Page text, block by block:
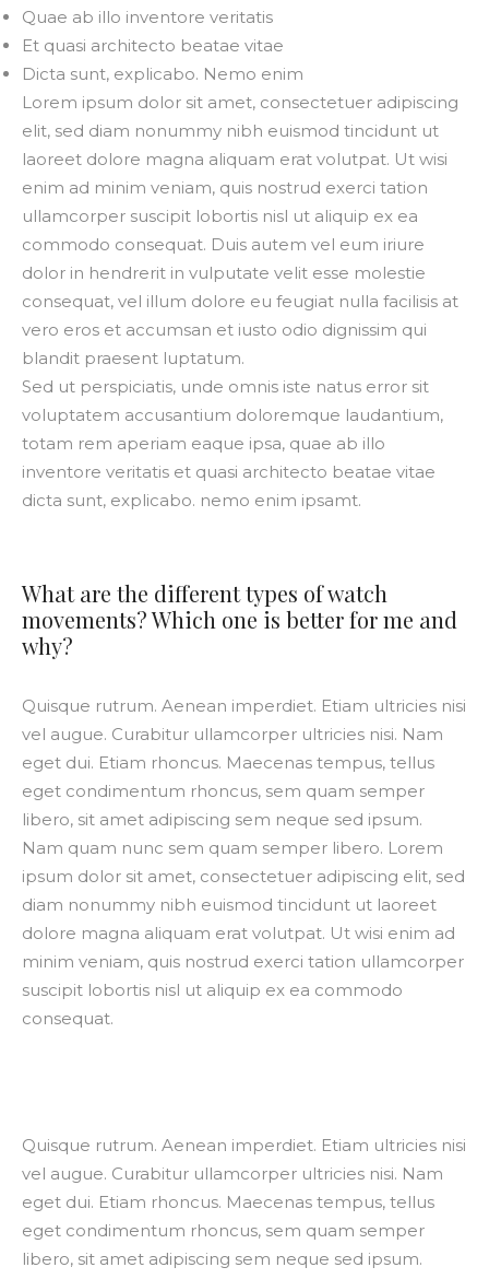
Quae ab illo inventore veritatis
Et quasi architecto beatae vitae
Dicta sunt, explicabo. Nemo enim
Lorem ipsum dolor sit amet, consectetuer adipiscing
elit, sed diam nonummy nibh euismod tincidunt ut
laoreet dolore magna aliquam erat volutpat. Ut wisi
enim ad minim veniam, quis nostrud exerci tation
ullamcorper suscipit lobortis nisl ut aliquip ex ea
commodo consequat. Duis autem vel eum iriure
dolor in hendrerit in vulputate velit esse molestie
consequat, vel illum dolore eu feugiat nulla facilisis at
vero eros et accumsan et iusto odio dignissim qui
blandit praesent luptatum.
Sed ut perspiciatis, unde omnis iste natus error sit
voluptatem accusantium doloremque laudantium,
totam rem aperiam eaque ipsa, quae ab illo
inventore veritatis et quasi architecto beatae vitae
dicta sunt, explicabo. nemo enim ipsamt.
What are the different types of watch
movements? Which one is better for me and
why?
Quisque rutrum. Aenean imperdiet. Etiam ultricies nisi
vel augue. Curabitur ullamcorper ultricies nisi. Nam
eget dui. Etiam rhoncus. Maecenas tempus, tellus
eget condimentum rhoncus, sem quam semper
libero, sit amet adipiscing sem neque sed ipsum.
Nam quam nunc sem quam semper libero. Lorem
ipsum dolor sit amet, consectetuer adipiscing elit, sed
diam nonummy nibh euismod tincidunt ut laoreet
dolore magna aliquam erat volutpat. Ut wisi enim ad
minim veniam, quis nostrud exerci tation ullamcorper
suscipit lobortis nisl ut aliquip ex ea commodo
consequat.
Quisque rutrum. Aenean imperdiet. Etiam ultricies nisi
vel augue. Curabitur ullamcorper ultricies nisi. Nam
eget dui. Etiam rhoncus. Maecenas tempus, tellus
eget condimentum rhoncus, sem quam semper
libero, sit amet adipiscing sem neque sed ipsum.